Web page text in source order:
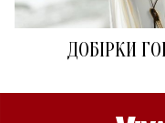
ДОБІРКИ